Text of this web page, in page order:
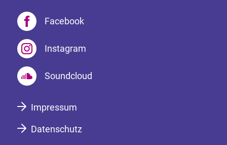
Facebook
Instagram
Soundcloud
Impressum
Datenschutz